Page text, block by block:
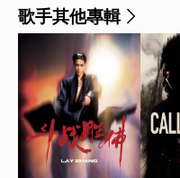
歌手其他專輯